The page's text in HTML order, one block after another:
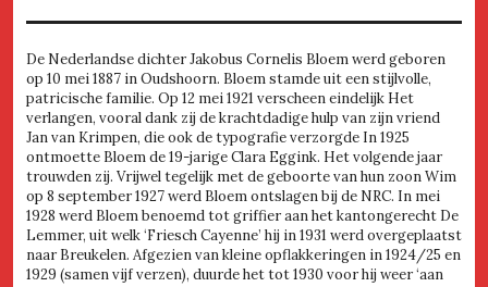
De Nederlandse dichter Jakobus Cornelis Bloem werd geboren
op 10 mei 1887 in Oudshoorn. Bloem stamde uit een stijlvolle,
patricische familie. Op 12 mei 1921 verscheen eindelijk Het
verlangen, vooral dank zij de krachtdadige hulp van zijn vriend
Jan van Krimpen, die ook de typografie verzorgde In 1925
ontmoette Bloem de 19-jarige Clara Eggink. Het volgende jaar
trouwden zij. Vrijwel tegelijk met de geboorte van hun zoon Wim
op 8 september 1927 werd Bloem ontslagen bij de NRC. In mei
1928 werd Bloem benoemd tot griffier aan het kantongerecht De
Lemmer, uit welk ‘Friesch Cayenne’ hij in 1931 werd overgeplaatst
naar Breukelen. Afgezien van kleine opflakkeringen in 1924/25 en
1929 (samen vijf verzen), duurde het tot 1930 voor hij weer ‘aan